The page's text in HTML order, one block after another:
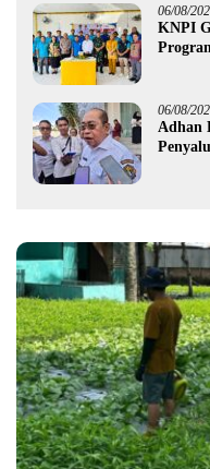
06/08/
KNPI
06/08/
Adhan